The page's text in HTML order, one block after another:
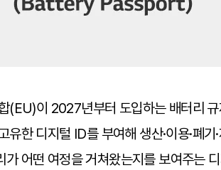
(EU)이 2027년부터 도입하는 배터리
유한 디지털 ID를 부여해 생산·이용·폐
가 어떤 여정을 거쳐왔는지를 보여주는